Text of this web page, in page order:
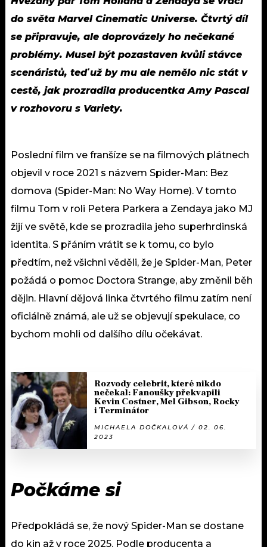
do světa Marvel Cinematic Universe. Čtvrtý díl
se připravuje, ale doprovázely ho nečekané
problémy. Musel být pozastaven kvůli stávce
scenáristů, teď už by mu ale nemělo nic stát v
cestě, jak prozradila producentka Amy Pascal
v rozhovoru s Variety.
Poslední film ve franšíze se na filmových plátnech
objevil v roce 2021 s názvem Spider-Man: Bez
domova (Spider-Man: No Way Home). V tomto
filmu Tom v roli Petera Parkera a Zendaya jako MJ
žijí ve světě, kde se prozradila jeho superhrdinská
identita. S přáním vrátit se k tomu, co bylo
předtím, než všichni věděli, že je Spider-Man, Peter
požádá o pomoc Doctora Strange, aby změnil běh
dějin. Hlavní dějová linka čtvrtého filmu zatím není
oficiálně známá, ale už se objevují spekulace, co
bychom mohli od dalšího dílu očekávat.
Rozvody celebrit, které nikdo
nečekal: Fanoušky překvapili
Kevin Costner, Mel Gibson, Rocky
i Terminátor
MICHAELA DOČKALOVÁ / 02. 06.
2023
Počkáme si
Předpokládá se, že nový Spider-Man se dostane
do kin až v roce 2025. Podle producenta a